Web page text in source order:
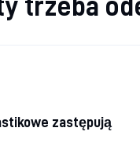
trzeba
zastępują